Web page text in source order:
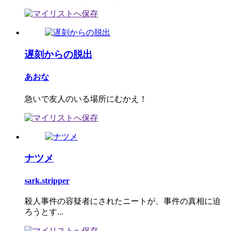
遅刻からの脱出
あおな
急いで友人のいる場所にむかえ！
ナツメ
sark.stripper
殺人事件の容疑者にされたニートが、事件の真相に迫
ろうとす...